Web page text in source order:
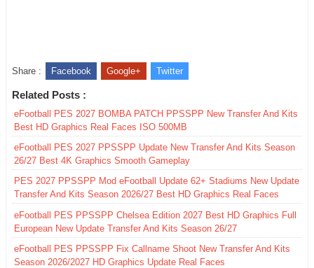
Share : Facebook Google+ Twitter
Related Posts :
eFootball PES 2027 BOMBA PATCH PPSSPP New Transfer And Kits
Best HD Graphics Real Faces ISO 500MB
eFootball PES 2027 PPSSPP Update New Transfer And Kits Season
26/27 Best 4K Graphics Smooth Gameplay
PES 2027 PPSSPP Mod eFootball Update 62+ Stadiums New Update
Transfer And Kits Season 2026/27 Best HD Graphics Real Faces
eFootball PES PPSSPP Chelsea Edition 2027 Best HD Graphics Full
European New Update Transfer And Kits Season 26/27
eFootball PES PPSSPP Fix Callname Shoot New Transfer And Kits
Season 2026/2027 HD Graphics Update Real Faces